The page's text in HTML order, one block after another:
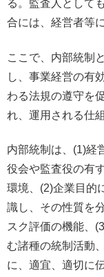
る。監査人として
合には、経営者等
ここで、内部統制
し、事業経営の有
わる法規の遵守を
れ、運用される仕
内部統制は、(1)経
役会や監査役の有
環境、(2)企業目的
識し、その性質を
スク評価の機能、
む諸種の統制活動
に、適宜、適切に